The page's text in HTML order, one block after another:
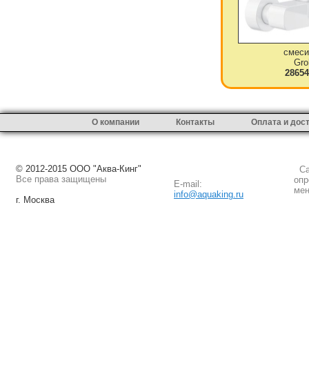
О компании Контакты Оплата и
© 2012-2015 ООО "Аква-Кинг"
Все права защищены
г. Москва
E-mail:
info@aquaking.ru